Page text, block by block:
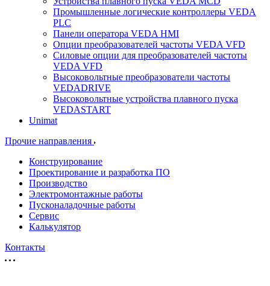
Промышленные логические контроллеры VEDA
PLC
Панели оператора VEDA HMI
Опции преобразователей частоты VEDA VFD
Силовые опции для преобразователей частоты
VEDA VFD
Высоковольтные преобразователи частоты
VEDADRIVE
Высоковольтные устройства плавного пуска
VEDASTART
Unimat
Прочие направления
Конструирование
Проектирование и разработка ПО
Производство
Электромонтажные работы
Пусконаладочные работы
Сервис
Калькулятор
Контакты